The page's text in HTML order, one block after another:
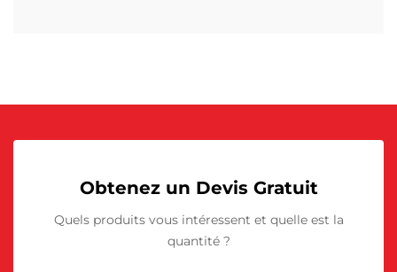
Obtenez un Devis Gratuit
Quels produits vous intéressent et quelle est la
quantité ?